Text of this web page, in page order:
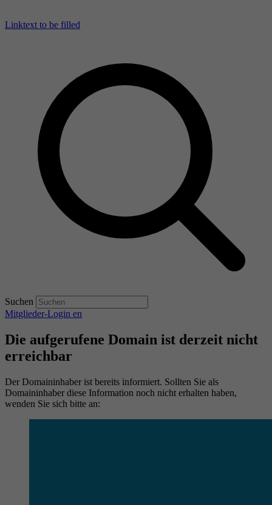
Linktext to be filled
Suchen
Mitglieder-Login en
Die aufgerufene Domain ist derzeit nicht
erreichbar
Der Domaininhaber ist bereits informiert. Sollten Sie als
Domaininhaber diese Information noch nicht erhalten haben,
wenden Sie sich bitte an: